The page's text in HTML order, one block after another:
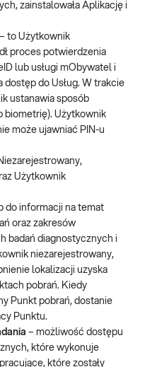
zainstalowała Aplikację i
– to Użytkownik
proces potwierdzenia
lub usługi mObywatel i
dostęp do Usług. W trakcie
ustanawia sposób
biometrię). Użytkownik
może ujawniać PIN-u
Użytkownik
do informacji na temat
oraz zakresów
badań diagnostycznych i
niezarejestrowany,
lokalizacji uzyska
pobrań. Kiedy
Punkt pobrań, dostanie
Punktu.
– możliwość dostępu
które wykonuje
które zostały